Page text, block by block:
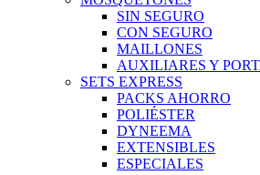
SIN SEGURO
CON SEGURO
MAILLONES
AUXILIARES Y
SETS EXPRESS
PACKS AHORRO
POLIÉSTER
DYNEEMA
EXTENSIBLES
ESPECIALES